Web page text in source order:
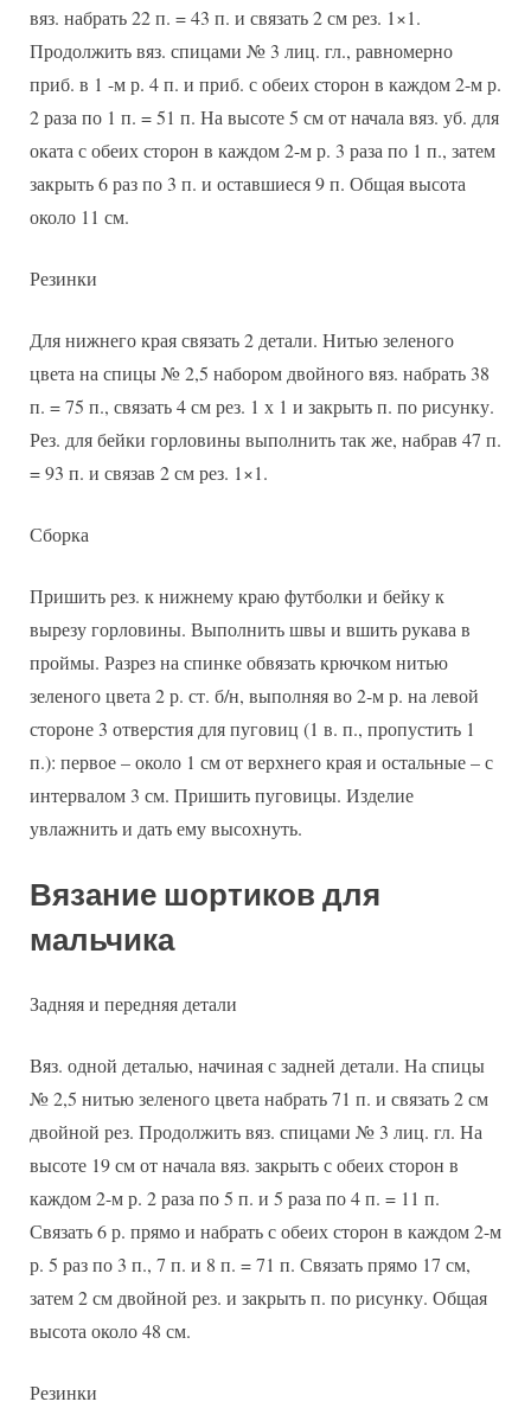
вяз. набрать 22 п. = 43 п. и связать 2 см рез. 1×1.
Продолжить вяз. спицами № 3 лиц. гл., равномерно
приб. в 1 -м р. 4 п. и приб. с обеих сторон в каждом 2-м р.
2 раза по 1 п. = 51 п. На высоте 5 см от начала вяз. уб. для
оката с обеих сторон в каждом 2-м р. 3 раза по 1 п., затем
закрыть 6 раз по 3 п. и оставшиеся 9 п. Общая высота
около 11 см.
Резинки
Для нижнего края связать 2 детали. Нитью зеленого
цвета на спицы № 2,5 набором двойного вяз. набрать 38
п. = 75 п., связать 4 см рез. 1 х 1 и закрыть п. по рисунку.
Рез. для бейки горловины выполнить так же, набрав 47 п.
= 93 п. и связав 2 см рез. 1×1.
Сборка
Пришить рез. к нижнему краю футболки и бейку к
вырезу горловины. Выполнить швы и вшить рукава в
проймы. Разрез на спинке обвязать крючком нитью
зеленого цвета 2 р. ст. б/н, выполняя во 2-м р. на левой
стороне 3 отверстия для пуговиц (1 в. п., пропустить 1
п.): первое – около 1 см от верхнего края и остальные – с
интервалом 3 см. Пришить пуговицы. Изделие
увлажнить и дать ему высохнуть.
Вязание шортиков для
мальчика
Задняя и передняя детали
Вяз. одной деталью, начиная с задней детали. На спицы
№ 2,5 нитью зеленого цвета набрать 71 п. и связать 2 см
двойной рез. Продолжить вяз. спицами № 3 лиц. гл. На
высоте 19 см от начала вяз. закрыть с обеих сторон в
каждом 2-м р. 2 раза по 5 п. и 5 раза по 4 п. = 11 п.
Связать 6 р. прямо и набрать с обеих сторон в каждом 2-м
р. 5 раз по 3 п., 7 п. и 8 п. = 71 п. Связать прямо 17 см,
затем 2 см двойной рез. и закрыть п. по рисунку. Общая
высота около 48 см.
Резинки